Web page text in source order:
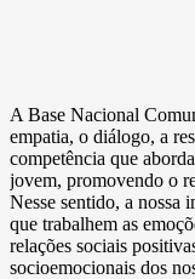
A Base Nacional
empatia, o diálogo, a
competência que
jovem, promovendo o
Nesse sentido, a nossa
que trabalhem as
relações sociais
socioemocionais dos